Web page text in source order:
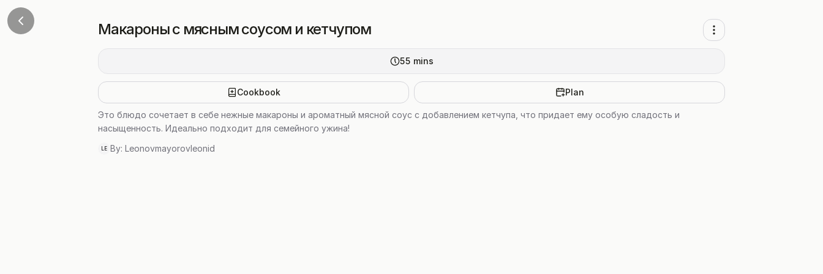
Макароны с мясным соусом и кетчупом
55 mins
Cookbook Plan
Это блюдо сочетает в себе нежные макароны и ароматный мясной соус с добавлением кетчупа, что придает ему особую сладость и
насыщенность. Идеально подходит для семейного ужина!
LE By: Leonovmayorovleonid